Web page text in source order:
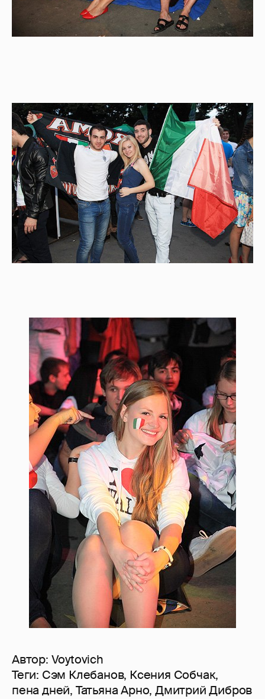
Автор: Voytovich
Теги: Сэм Клебанов, Ксения Собчак,
пена дней, Татьяна Арно,Дмитрий Дибров